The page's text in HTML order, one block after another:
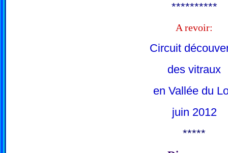
**********
A revoir:
Circuit
des vitraux
en Vallée du
juin 2012
*****